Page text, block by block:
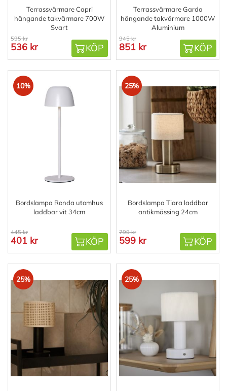
Terrassvärmare Capri
hängande takvärmare 700W
Svart
595 kr
536 kr KÖP
Terrassvärmare Garda
hängande takvärmare 1000W
Aluminium
945 kr
851 kr KÖP
10%
Bordslampa Ronda utomhus
laddbar vit 34cm
445 kr
401 kr KÖP
25%
Bordslampa Tiara laddbar
antikmässing 24cm
799 kr
599 kr KÖP
25% 25%